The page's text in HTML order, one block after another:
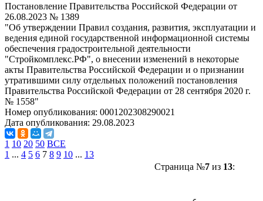
Постановление Правительства Российской Федерации от
26.08.2023 № 1389
"Об утверждении Правил создания, развития, эксплуатации и
ведения единой государственной информационной системы
обеспечения градостроительной деятельности
"Cтройкомплекс.РФ", о внесении изменений в некоторые
акты Правительства Российской Федерации и о признании
утратившими силу отдельных положений постановления
Правительства Российской Федерации от 28 сентября 2020 г.
№ 1558"
Номер опубликования: 0001202308290021
Дата опубликования: 29.08.2023
1 10 20 50 ВСЕ
1 ... 4 5 6 7 8 9 10 ... 13
Страница №7из 13: